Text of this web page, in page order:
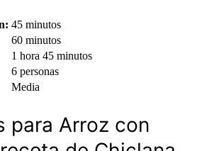
45 minutos
60 minutos
1 hora 45 minutos
6 personas
Media
para Arroz con